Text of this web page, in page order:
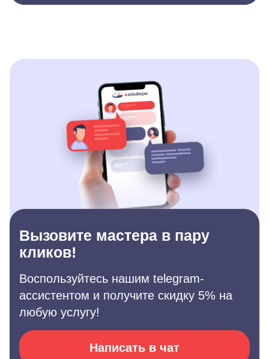
Вызовите мастера в пару
кликов!
Воспользуйтесь нашим telegram-
ассистентом и получите скидку 5% на
любую услугу!
Написать в чат